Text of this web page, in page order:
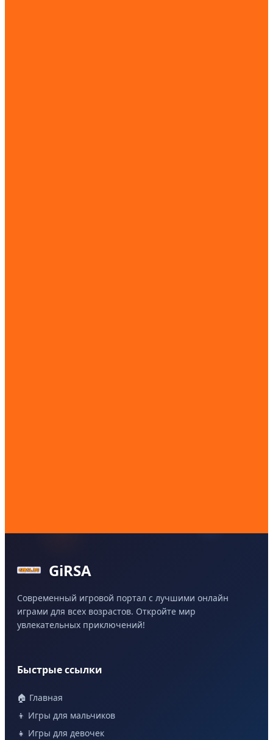
GiRSA
Современный игровой портал с лучшими онлайн
играми для всех возрастов. Откройте мир
увлекательных приключений!
Быстрые ссылки
🏠 Главная
👦 Игры для мальчиков
👧 Игры для девочек